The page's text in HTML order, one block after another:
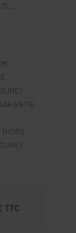
…
(HORS
TTC